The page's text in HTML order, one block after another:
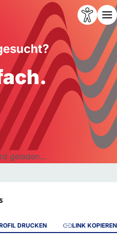
geladen...
DRUCKEN LINK KOPIEREN